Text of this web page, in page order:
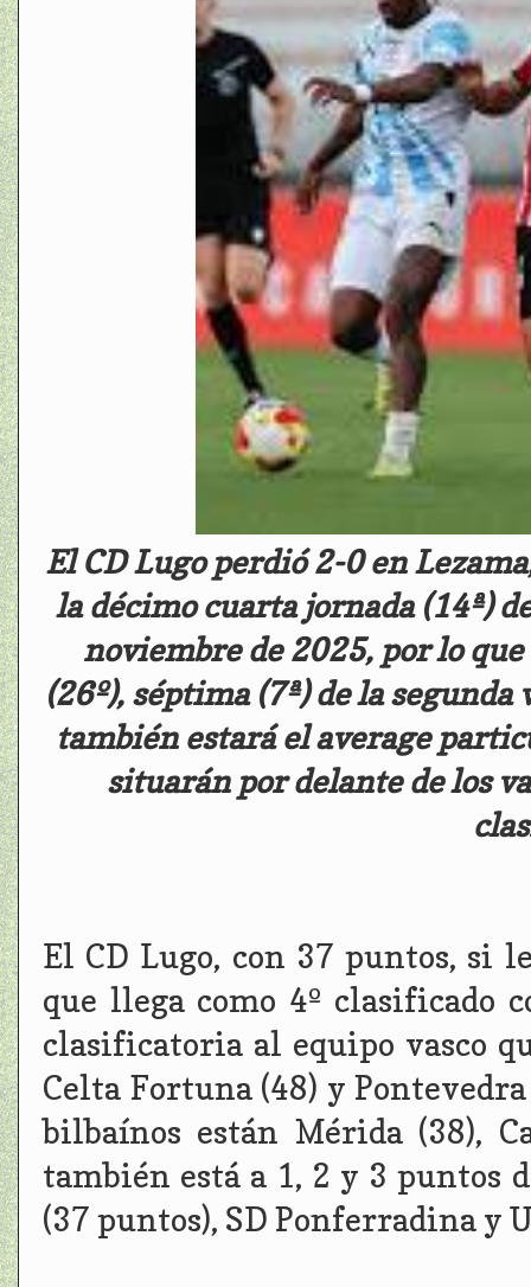
El CD Lugo perdió 2-0 en
la décimo cuarta jornada (14ª)
noviembre de 2025, por lo
(26º), séptima (7ª) de la
también estará el average
situarán por delante de los
El CD Lugo, con 37 puntos, si
que llega como 4º clasificado
clasificatoria al equipo vasco
Celta Fortuna (48) y
bilbaínos están Mérida (38),
también está a 1, 2 y 3 puntos
(37 puntos), SD Ponferradina y